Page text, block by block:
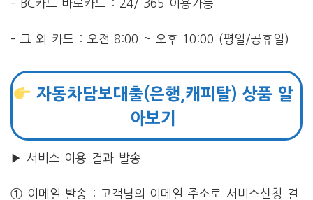
– BC카드 바로카드 : 24/ 365 이용가능
– 그 외 카드 : 오전 8:00 ~ 오후 10:00 (평일/공휴일)
자동차담보대출(은행,캐피탈) 상품 알
아보기
▶ 서비스 이용 결과 발송
① 이메일 발송 : 고객님의 이메일 주소로 서비스신청 결